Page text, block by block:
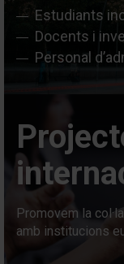
Estudiants
Docents i
Personal
Promovem la
amb institucions